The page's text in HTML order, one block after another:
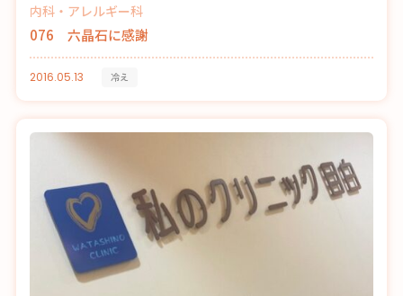
内科・アレルギー科
076 六晶石に感謝
2016.05.13 冷え